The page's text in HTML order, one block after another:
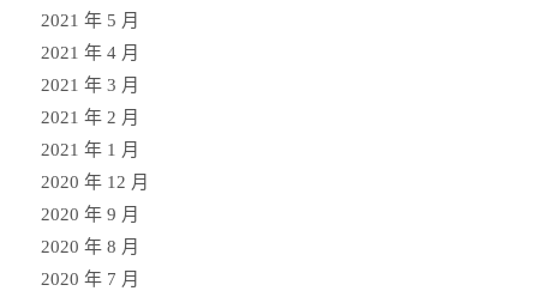
2021 年 5 月
2021 年 4 月
2021 年 3 月
2021 年 2 月
2021 年 1 月
2020 年 12 月
2020 年 9 月
2020 年 8 月
2020 年 7 月